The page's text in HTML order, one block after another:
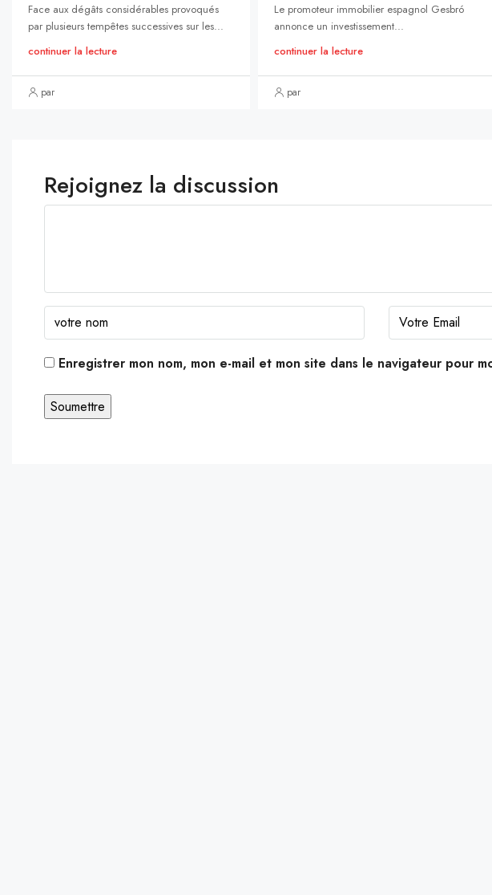
Face aux dégâts considérables provoqués
par plusieurs tempêtes successives sur les...
continuer la lecture
par
Le promoteur immobilier espagnol Gesbró
annonce un investissement...
continuer la lecture
par
Rejoignez la discussion
Enregistrer mon nom, mon e-mail et mon site dans le navigateur pour